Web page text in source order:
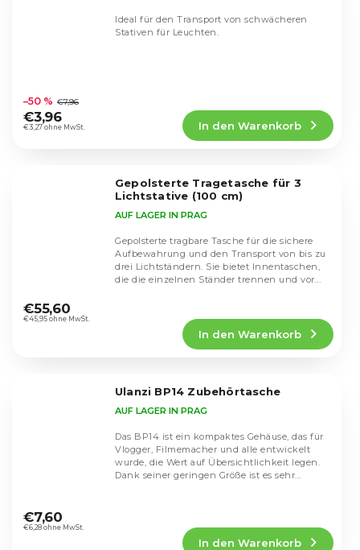
durchschnittliche
Produktbewertung
ist
€3,27 ohne MwSt.
–50 % €7,96
€3,96
In den Warenkorb
Ideal für den Transport von schwächeren
Stativen für Leuchten.
Gepolsterte Tragetasche für 3
Lichtstative (100 cm)
durchschnittliche
Produktbewertung
AUF LAGER IN PRAG
€45,95 ohne MwSt.
€55,60
In den Warenkorb
Gepolsterte tragbare Tasche für die sichere
Aufbewahrung und den Transport von bis zu
drei Lichtständern. Sie bietet Innentaschen,
die die einzelnen Ständer trennen und vor...
Ulanzi BP14 Zubehörtasche
durchschnittliche
Produktbewertung
AUF LAGER IN PRAG
€6,28 ohne MwSt.
€7,60
In den Warenkorb
Das BP14 ist ein kompaktes Gehäuse, das für
Vlogger, Filmemacher und alle entwickelt
wurde, die Wert auf Übersichtlichkeit legen.
Dank seiner geringen Größe ist es sehr...